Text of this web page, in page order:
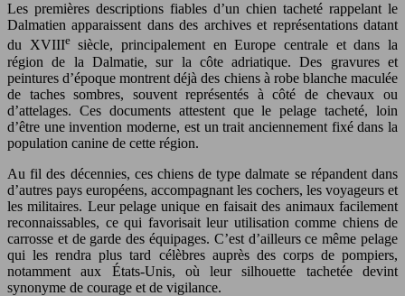
Les premières descriptions fiables d’un chien tacheté rappelant le
Dalmatien apparaissent dans des archives et représentations datant
du XVIIIesiècle, principalement en Europe centrale et dans la
région de la Dalmatie, sur la côte adriatique. Des gravures et
peintures d’époque montrent déjà des chiens à robe blanche maculée
de taches sombres, souvent représentés à côté de chevaux ou
d’attelages. Ces documents attestent que le pelage tacheté, loin
d’être une invention moderne, est un trait anciennement fixé dans la
population canine de cette région.
Au fil des décennies, ces chiens de type dalmate se répandent dans
d’autres pays européens, accompagnant les cochers, les voyageurs et
les militaires. Leur pelage unique en faisait des animaux facilement
reconnaissables, ce qui favorisait leur utilisation comme chiens de
carrosse et de garde des équipages. C’est d’ailleurs ce même pelage
qui les rendra plus tard célèbres auprès des corps de pompiers,
notamment aux États-Unis, où leur silhouette tachetée devint
synonyme de courage et de vigilance.